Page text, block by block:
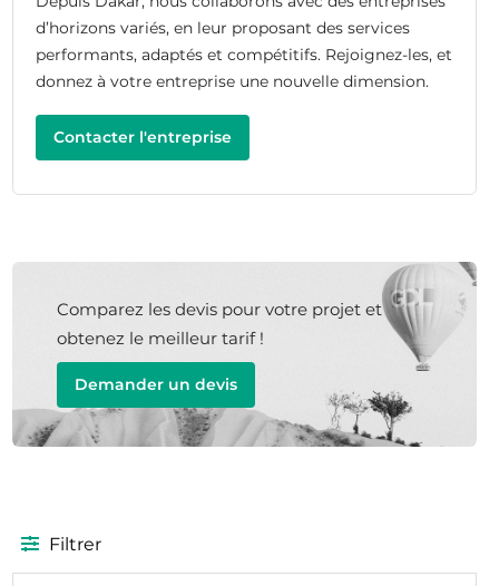
d’horizons variés, en leur proposant des services
performants, adaptés et compétitifs. Rejoignez-les, et
donnez à votre entreprise une nouvelle dimension.
Contacter l'entreprise
Comparez les devis pour votre projet et
obtenez le meilleur tarif !
Demander un devis
Filtrer